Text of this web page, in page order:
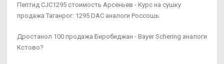
Пептид CJC1295 стоимость Арсеньев - Курс на сушку
продажа Таганрог: 1295 DAC аналоги Россошь.
Дростанол 100 продажа Биробиджан - Bayer Schering аналоги
Кстово?